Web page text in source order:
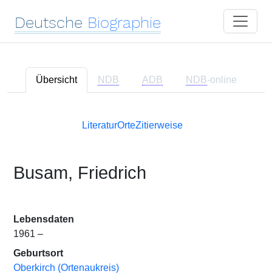
Deutsche Biographie
Übersicht NDB ADB NDB-online
LiteraturOrteZitierweise
Busam, Friedrich
Lebensdaten
1961 –
Geburtsort
Oberkirch (Ortenaukreis)